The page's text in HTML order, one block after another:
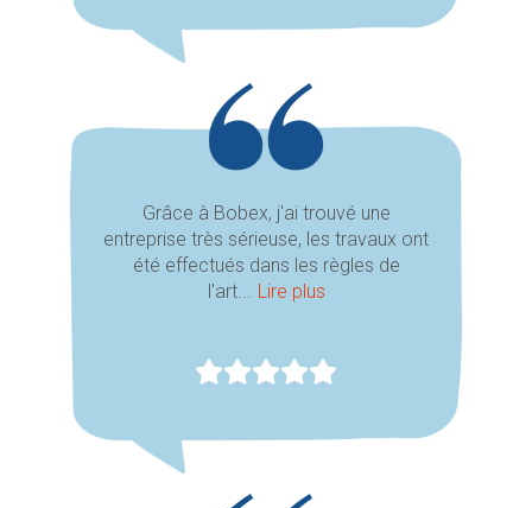
Grâce à Bobex, j'ai trouvé une
entreprise très sérieuse, les travaux ont
été effectués dans les règles de
l'art... Lire plus